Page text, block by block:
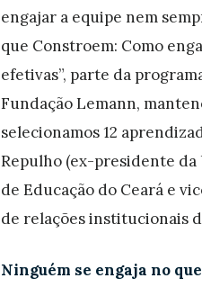
engajar a equipe nem
que Constroem: Como
efetivas”, parte da
Fundação Lemann,
selecionamos 12
Repulho (ex-presidente
de Educação do Ceará e
de relações institucionais
Ninguém se engaja no